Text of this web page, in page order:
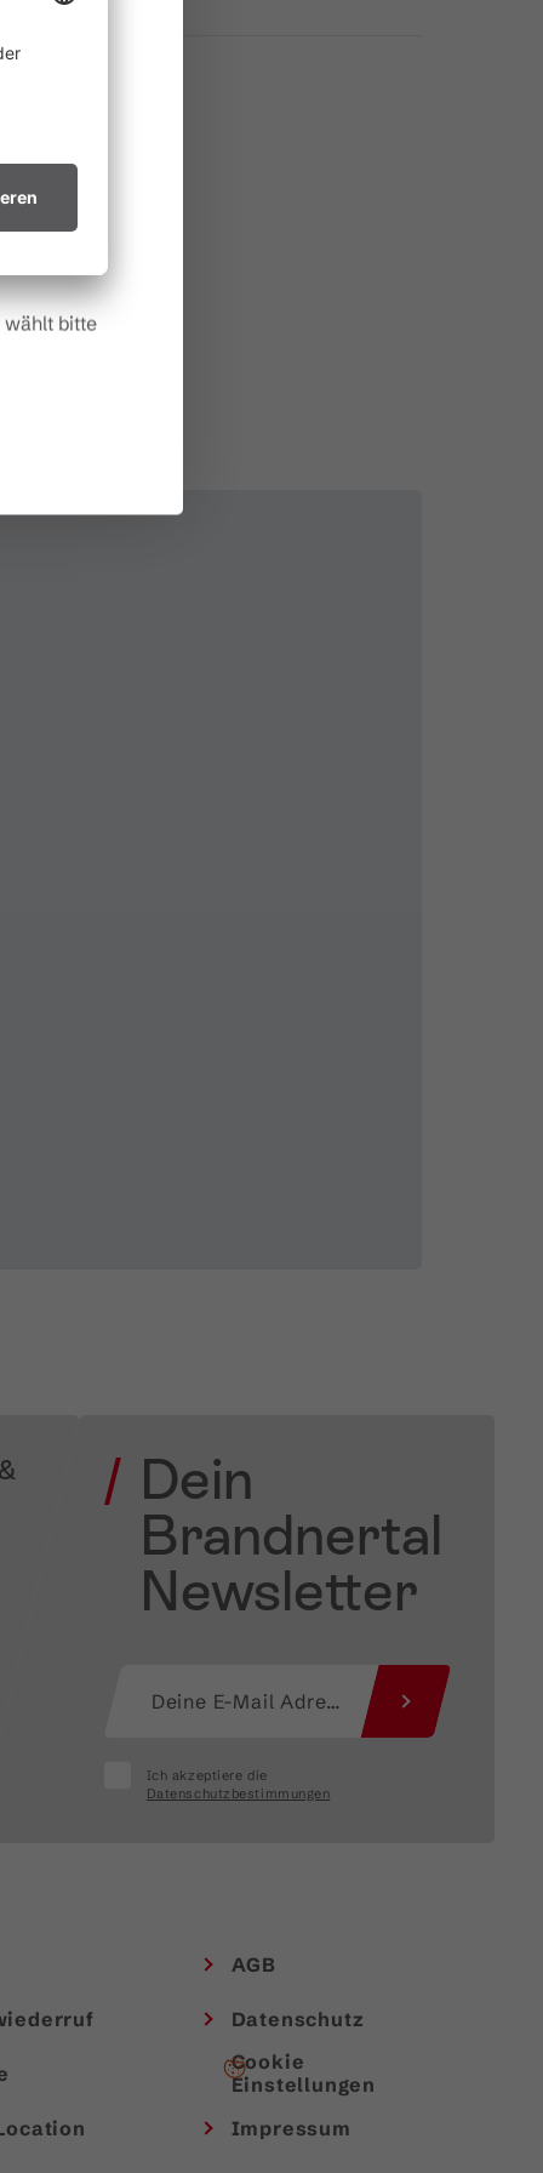
Dein
Brandnertal
Newsletter
Ich akzeptiere die
Datenschutzbestimmungen
AGB
Datenschutz
Cookie
Einstellungen
Impressum
wählt bitte